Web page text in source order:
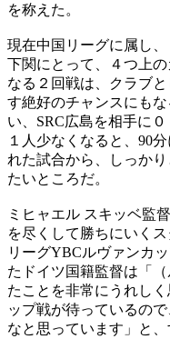
を称えた。
現在中国リーグに属し
下関にとって、４つ上
なる２回戦は、クラブ
す絶好のチャンスにも
い、SRC広島を相手に
１人少なくなると、90
れた試合から、しっか
たいところだ。
ミヒャエル スキッベ監
を尽くして勝ちにいく
リーグYBCルヴァンカ
たドイツ国籍監督は「
たことを非常にうれし
ップ戦が待っているの
なと思っています」と